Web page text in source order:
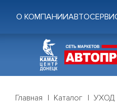
О КОМПАНИИ
Главная Каталог УХОД